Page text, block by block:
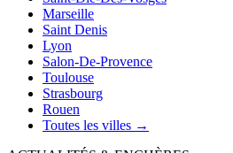
Marseille
Saint Denis
Lyon
Salon-De-Provence
Toulouse
Strasbourg
Rouen
Toutes les villes →